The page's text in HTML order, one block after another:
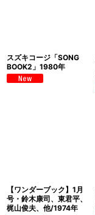
スズキコージ「SONG
BOOK2」1980年
【ワンダーブック】1月
号・鈴木康司、東君平、
梶山俊夫、他/1974年